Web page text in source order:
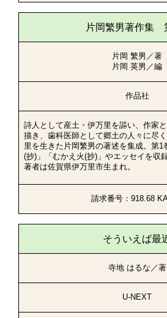
片岡繁男著作集
片岡 繁男／著
片岡 英男／編
作品社
詩人として産土・伊万里を謳い、作家
描き、歯科医師として郷土の人々に尽
里を生きた片岡繁男の著述を集成。第1
(抄)」「むかえ火(抄)」やエッセイを収
著者は佐賀県伊万里市生まれ。
請求番号：918.68
そういえば最
寺地 はるな／著
U-NEXT